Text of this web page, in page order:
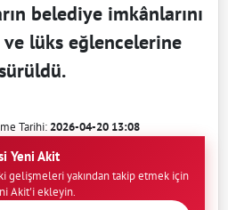
belediye imkânlarını
lüks eğlencelerine
Tarihi:2026-04-20 13:08
Yeni Akit
gelişmeleri yakından takip etmek için
Akit'i ekleyin.